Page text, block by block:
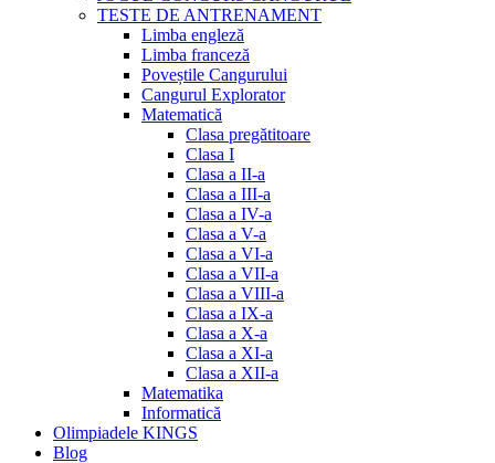
TESTE DE ANTRENAMENT
Limba engleză
Limba franceză
Poveștile Cangurului
Cangurul Explorator
Matematică
Clasa pregătitoare
Clasa I
Clasa a II-a
Clasa a III-a
Clasa a IV-a
Clasa a V-a
Clasa a VI-a
Clasa a VII-a
Clasa a VIII-a
Clasa a IX-a
Clasa a X-a
Clasa a XI-a
Clasa a XII-a
Matematika
Informatică
Olimpiadele KINGS
Blog